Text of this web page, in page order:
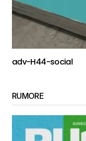
adv-H44-social
RUMORE